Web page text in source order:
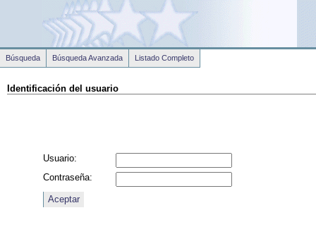
Identificación del usuario
Usuario:
Contraseña:
Búsqueda Búsqueda Avanzada Listado Completo